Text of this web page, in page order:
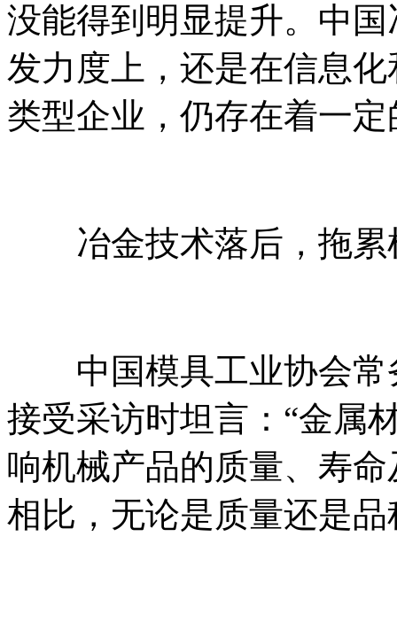
没能得到明显提升。中
发力度上，还是在信息
类型企业，仍存在着一
冶金技术落后，拖累
中国模具工业协会常
接受采访时坦言：“金属
响机械产品的质量、寿
相比，无论是质量还是